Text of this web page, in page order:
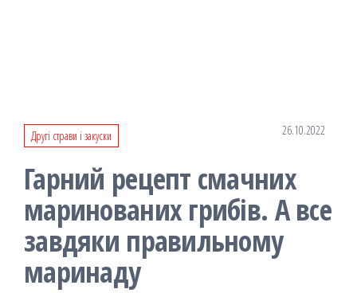
Другі страви і закуски 26.10.2022
Гарний рецепт смачних
маринованих грибів. А все
завдяки правильному
маринаду